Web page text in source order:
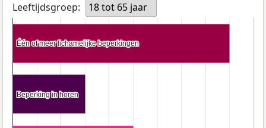
Leeftijdsgroep:
18 tot 65 jaar
Één of meer lichamelijke beperkingen
Één of meer lichamelijke beperkingen
Beperking in horen
Beperking in horen